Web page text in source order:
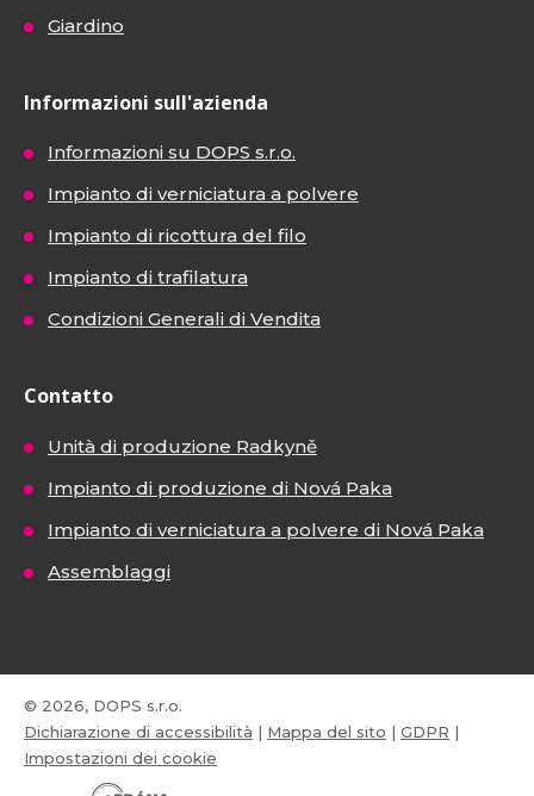
Giardino
Informazioni sull'azienda
Informazioni su DOPS s.r.o.
Impianto di verniciatura a polvere
Impianto di ricottura del filo
Impianto di trafilatura
Condizioni Generali di Vendita
Contatto
Unità di produzione Radkyně
Impianto di produzione di Nová Paka
Impianto di verniciatura a polvere di Nová Paka
Assemblaggi
© 2026, DOPS s.r.o.
Dichiarazione di accessibilità | Mappa del sito | GDPR |
Impostazioni dei cookie